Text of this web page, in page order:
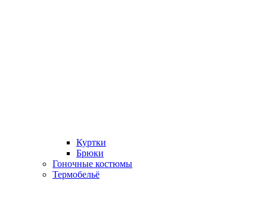
Куртки
Брюки
Гоночные костюмы
Термобельё